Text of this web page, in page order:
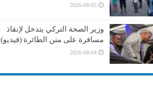
2026-08-05
وزير الصحة التركي يتدخل لإنقاذ
مسافرة على متن الطائرة (فيديو)
2026-08-04